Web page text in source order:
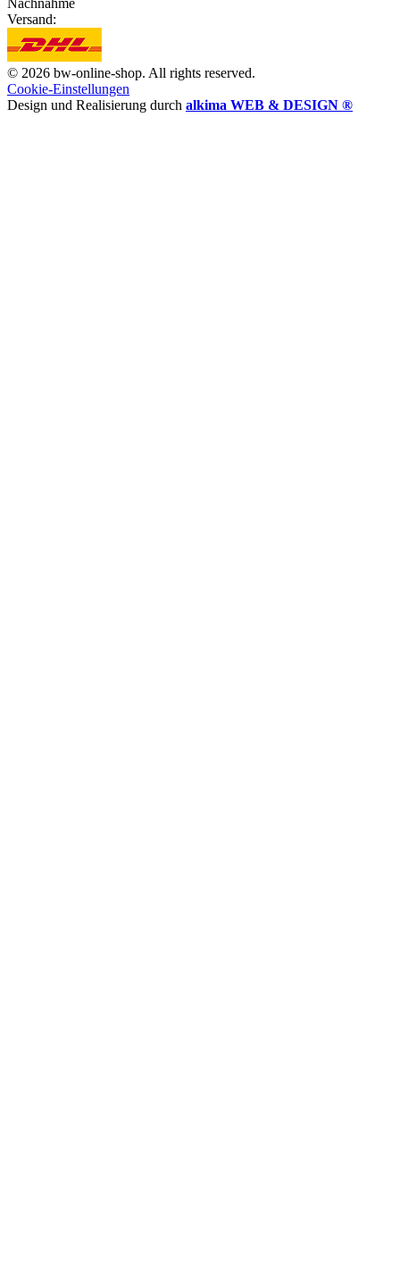
Nachnahme
Versand:
© 2026 bw-online-shop. All rights reserved.
Cookie-Einstellungen
Design und Realisierung durch alkima WEB & DESIGN ®